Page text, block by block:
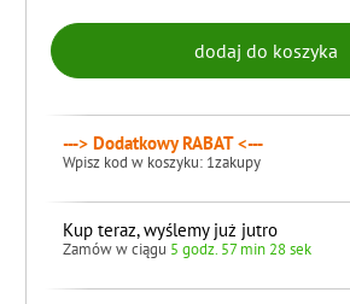
---> Dodatkowy RABAT <---
Wpisz kod w koszyku: 1zakupy
Kup teraz, wyślemy już jutro
Zamów w ciągu 5 godz. 57 min 27 sek